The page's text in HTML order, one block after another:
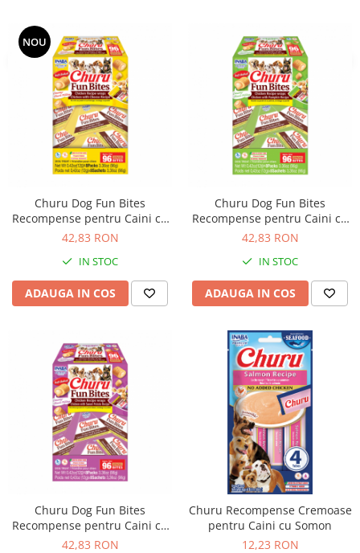
NOU
Churu Dog Fun Bites
Recompense pentru Caini cu
Pui si Branza
42,83 RON
IN STOC
ADAUGA IN COS
Churu Dog Fun Bites
Recompense pentru Caini cu
Pui si Dovleac
42,83 RON
IN STOC
ADAUGA IN COS
Churu Dog Fun Bites
Recompense pentru Caini cu
Pui si Cartof Dulce
42,83 RON
Churu Recompense Cremoase
pentru Caini cu Somon
12,23 RON